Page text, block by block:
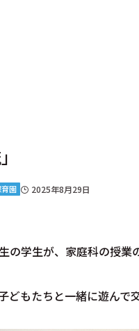
園 2025年8月29日
の学生が、家庭科の授業
どもたちと一緒に遊んで